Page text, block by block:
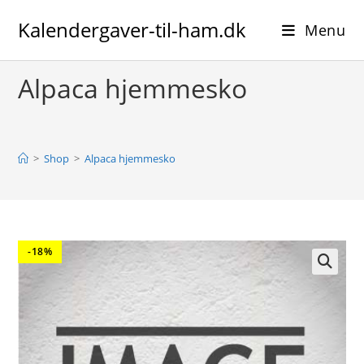
Kalendergaver-til-ham.dk Menu
Alpaca hjemmesko
> Shop > Alpaca hjemmesko
-18%